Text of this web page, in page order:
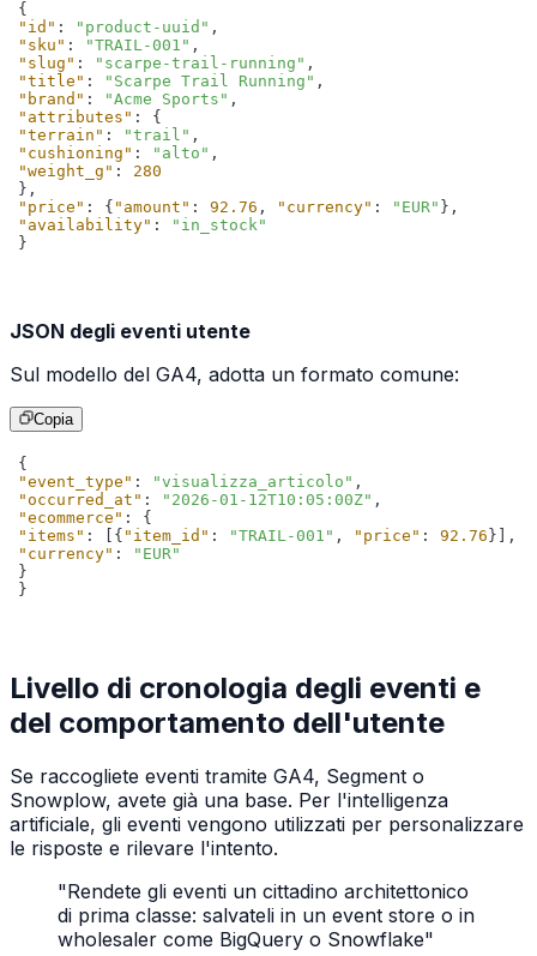
"id" : "product-uuid"
"sku" : "TRAIL-001"
"slug" : "scarpe-trail-running"
"title" : "Scarpe Trail Running"
"brand" : "Acme Sports"
"attributes"
"terrain" : "trail"
"cushioning" : "alto"
"weight_g" : 280
"price" : { "amount" : 92.76 , "currency" : "EUR"
"availability" :
"in_stock"
}
JSON degli eventi utente
Sul modello del GA4, adotta un formato comune:
Copia
"event_type" : "visualizza_articolo"
"occurred_at" : "2026-01-12T10:05:00Z"
"ecommerce"
"items" : [{ "item_id" : "TRAIL-001" , "price" : 92.76
"currency" :
"EUR"
}
Livello di cronologia degli eventi e
del comportamento dell'utente
Se raccogliete eventi tramite GA4, Segment o
Snowplow, avete già una base. Per l'intelligenza
artificiale, gli eventi vengono utilizzati per personalizzare
le risposte e rilevare l'intento.
"Rendete gli eventi un cittadino architettonico
di prima classe: salvateli in un event store o in
wholesaler come BigQuery o Snowflake"